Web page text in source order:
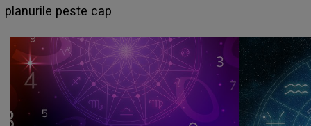
sa: "I-am spus și ei în față, eu nu te iubesc pentru